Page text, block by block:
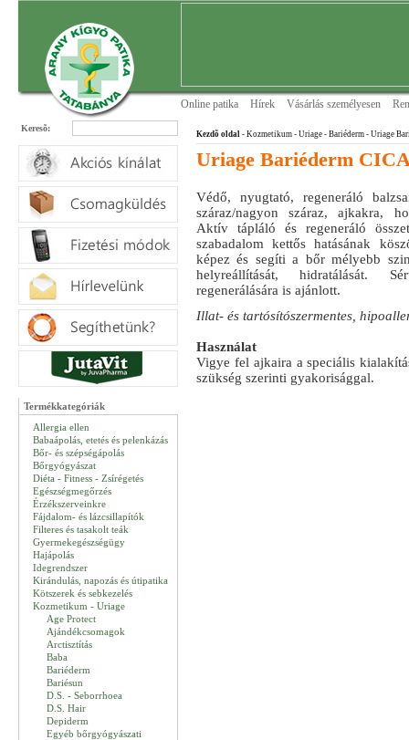
Online patika Hírek Vásárlás személyesen
Keresõ:
Termékkategóriák
Allergia ellen
Babaápolás, etetés és pelenkázás
Bőr- és szépségápolás
Bőrgyógyászat
Diéta - Fitness - Zsírégetés
Egészségmegőrzés
Érzékszerveinkre
Fájdalom- és lázcsillapítók
Filteres és tasakolt teák
Gyermekegészségügy
Hajápolás
Idegrendszer
Kirándulás, napozás és útipatika
Kötszerek és sebkezelés
Kozmetikum - Uriage
Age Protect
Ajándékcsomagok
Arctisztítás
Baba
Bariéderm
Bariésun
D.S. - Seborrhoea
D.S. Hair
Depiderm
Egyéb bőrgyógyászati
Kezdõ oldal - Kozmetikum - Uriage - Bariéderm - Uriage
Uriage Bariéderm
Védő, nyugtató, regeneráló
száraz/nagyon száraz, ajkakra,
Aktív tápláló és regeneráló
szabadalom kettős hatásának
képez és segíti a bőr mélyebb
helyreállítását, hidratálását.
regenerálására is ajánlott.
Illat- és tartósítószermentes,
Használat
Vigye fel ajkaira a speciális
szükség szerinti gyakorisággal.